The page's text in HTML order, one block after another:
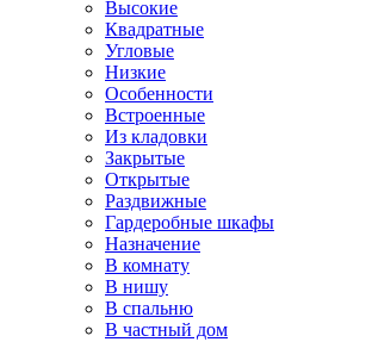
Высокие
Квадратные
Угловые
Низкие
Особенности
Встроенные
Из кладовки
Закрытые
Открытые
Раздвижные
Гардеробные шкафы
Назначение
В комнату
В нишу
В спальню
В частный дом